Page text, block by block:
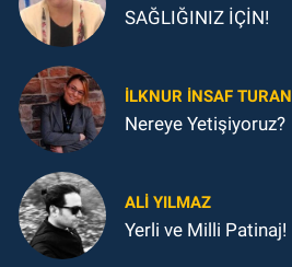
SAĞLIĞINIZ İÇİN!
İLKNUR İNSAF TURAN
Nereye Yetişiyoruz?
ALI YILMAZ
Yerli ve Milli Patinaj!